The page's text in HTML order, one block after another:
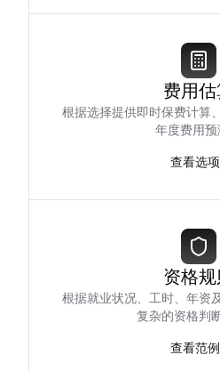
费用
根据选择提供即时保费计算
年度费用预
查看选项
资格规
根据就业状况、工时、年资
复杂的资格判
查看范例